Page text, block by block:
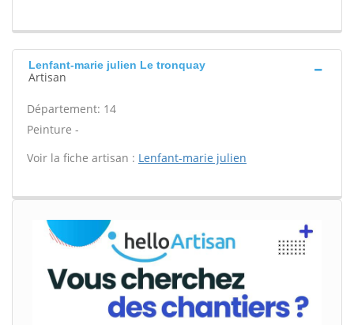
Lenfant-marie julien Le tronquay
Artisan
Département: 14
Peinture -
Voir la fiche artisan : Lenfant-marie julien